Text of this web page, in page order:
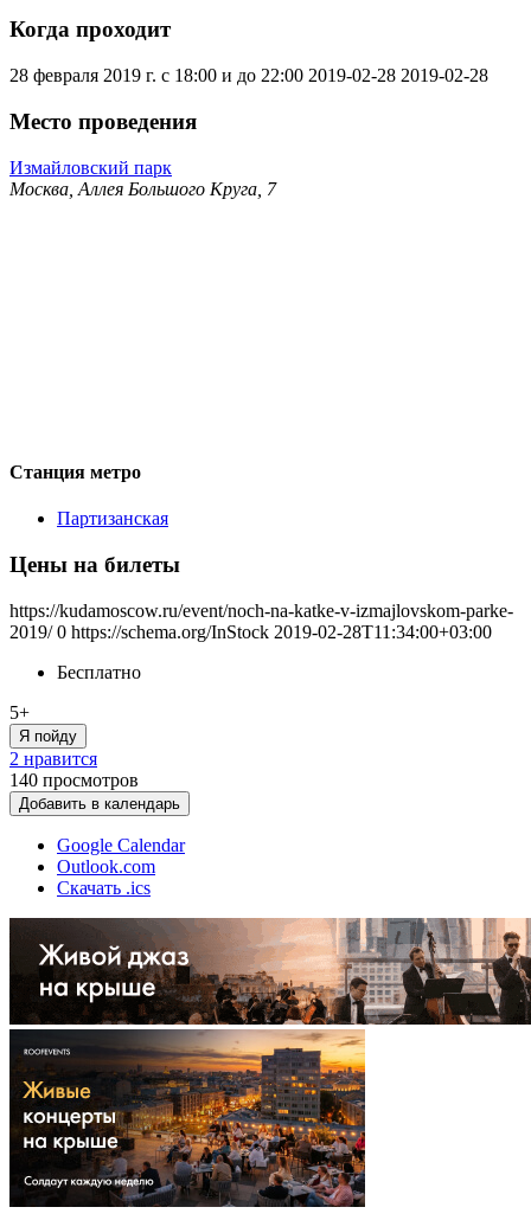
Когда проходит
28 февраля 2019 г. с 18:00 и до 22:00 2019-02-28 2019-02-28
Место проведения
Измайловский парк
Москва, Аллея Большого Круга, 7
Станция метро
Партизанская
Цены на билеты
https://kudamoscow.ru/event/noch-na-katke-v-izmajlovskom-parke-
2019/ 0 https://schema.org/InStock 2019-02-28T11:34:00+03:00
Бесплатно
5+
Я пойду
2 нравится
140 просмотров
Добавить в календарь
Google Calendar
Outlook.com
Скачать .ics